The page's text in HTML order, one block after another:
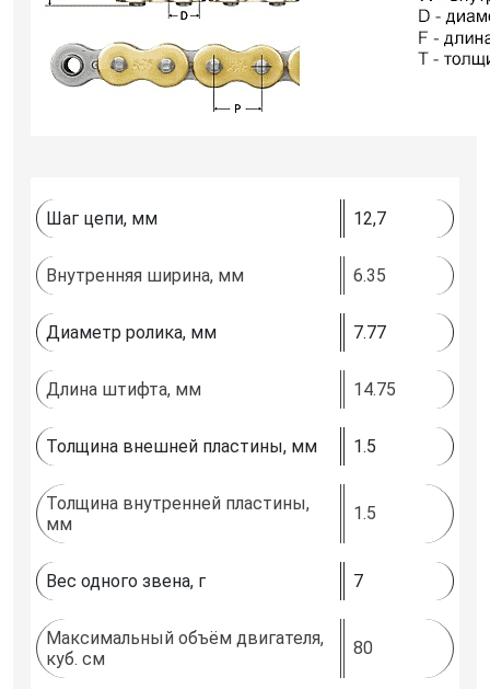
Шаг цепи, мм 12,7
Внутренняя ширина, мм 6.35
Диаметр ролика, мм 7.77
Длина штифта, мм 14.75
Толщина внешней пластины, мм 1.5
Толщина внутренней пластины,
мм
1.5
Вес одного звена, г 7
Максимальный объём двигателя,
куб. см
80